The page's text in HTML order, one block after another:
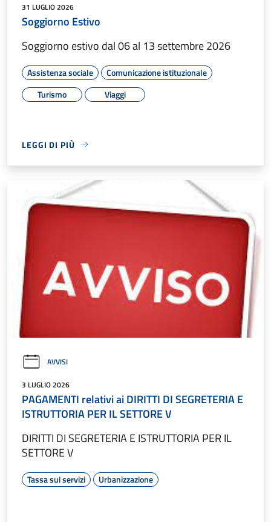
31 LUGLIO 2026
Soggiorno Estivo
Soggiorno estivo dal 06 al 13 settembre 2026
Assistenza sociale
Comunicazione istituzionale
Turismo
Viaggi
LEGGI DI PIÙ
AVVISI
3 LUGLIO 2026
PAGAMENTI relativi ai DIRITTI DI SEGRETERIA E
ISTRUTTORIA PER IL SETTORE V
DIRITTI DI SEGRETERIA E ISTRUTTORIA PER IL
SETTORE V
Tassa sui servizi Urbanizzazione